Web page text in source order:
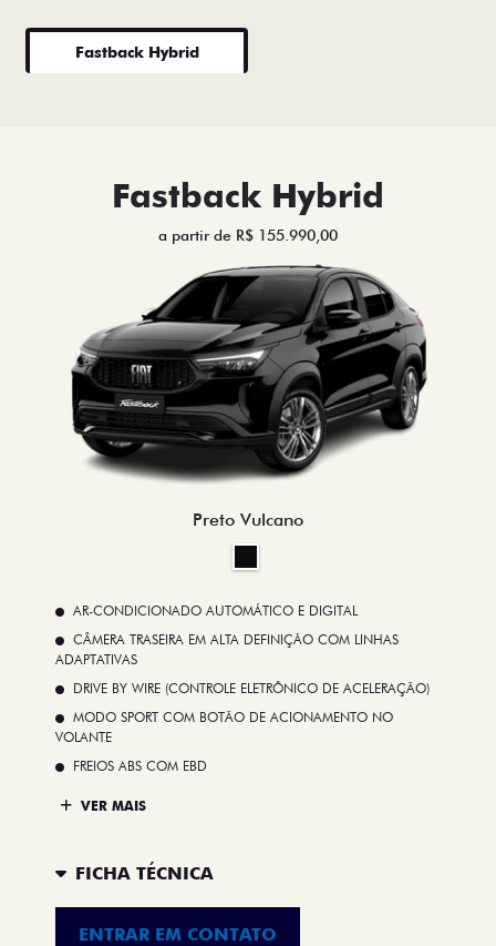
Fastback Hybrid
Fastback Hybrid
a partir de R$ 155.990,00
Preto Vulcano
AR-CONDICIONADO AUTOMÁTICO E DIGITAL
CÂMERA TRASEIRA EM ALTA DEFINIÇÃO COM LINHAS
ADAPTATIVAS
DRIVE BY WIRE (CONTROLE ELETRÔNICO DE ACELERAÇÃO)
MODO SPORT COM BOTÃO DE ACIONAMENTO NO
VOLANTE
FREIOS ABS COM EBD
VER MAIS
FICHA TÉCNICA
ENTRAR EM CONTATO